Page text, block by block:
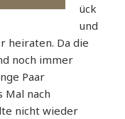
ück
und
heiraten. Da die
noch immer
Paar
Mal nach
nicht wieder